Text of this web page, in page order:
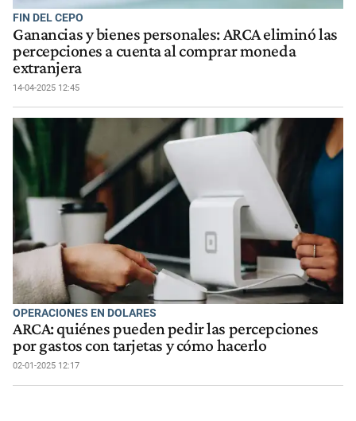
FIN DEL CEPO
Ganancias y bienes personales: ARCA eliminó las
percepciones a cuenta al comprar moneda
extranjera
14-04-2025 12:45
OPERACIONES EN DOLARES
ARCA: quiénes pueden pedir las percepciones
por gastos con tarjetas y cómo hacerlo
02-01-2025 12:17